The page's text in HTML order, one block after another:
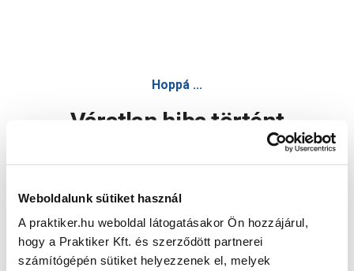
Weboldalunk sütiket használ
A praktiker.hu weboldal látogatásakor Ön hozzájárul,
hogy a Praktiker Kft. és szerződött partnerei
számítógépén sütiket helyezzenek el, melyek
Hoppá ...
Váratlan hiba történt
Oldal újratöltése